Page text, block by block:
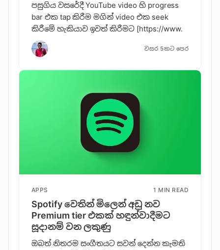
පසුගිය වසරේදී YouTube video හි progress
bar එක tap කිරීම මගින් video එක seek
කිරීමේ හැකියාව ඉවත් කිරීමට [https://www.
වසර 5කට පෙර
APPS 1 MIN READ
Spotify වෙතින් මිලෙන් අඩු නව
Premium tier එකක් හඳුන්වාදීමට
සූදානම් වන ලකුණු
ඔබත් නිතරම සංගීතයට සවන් දෙන්න කැමති